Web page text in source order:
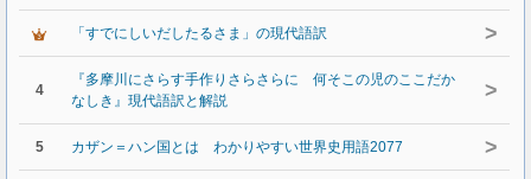
「すでにしいだしたるさま」の現代語訳 >
4
『多摩川にさらす手作りさらさらに 何そこの児のここだか
なしき』現代語訳と解説
>
5 カザン＝ハン国とは わかりやすい世界史用語2077 >